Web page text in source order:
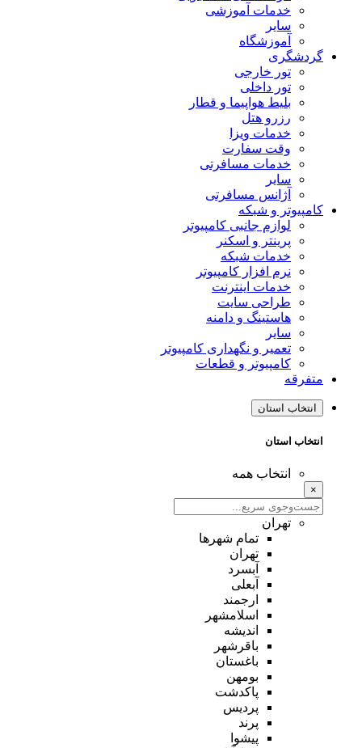
خدمات آموزشی
سایر
آموزشگاه
گردشگری
تور خارجی
تور داخلی
بلیط هواپیما و قطار
رزرو هتل
خدمات ویزا
وقت سفارت
خدمات مسافرتی
سایر
آژانس مسافرتی
کامپیوتر و شبکه
لوازم جانبی کامپیوتر
پرینتر و اسکنر
خدمات شبکه
نرم افزار کامپیوتر
خدمات اینترنت
طراحی سایت
هاستینگ و دامنه
سایر
تعمیر و نگهداری کامپیوتر
کامپیوتر و قطعات
متفرقه
انتخاب استان
انتخاب استان
انتخاب همه
×
تهران
تمام شهر‌ها
تهران
آبسرد
آبعلی
ارجمند
اسلامشهر
اندیشه
باقرشهر
باغستان
بومهن
پاکدشت
پردیس
پرند
پیشوا